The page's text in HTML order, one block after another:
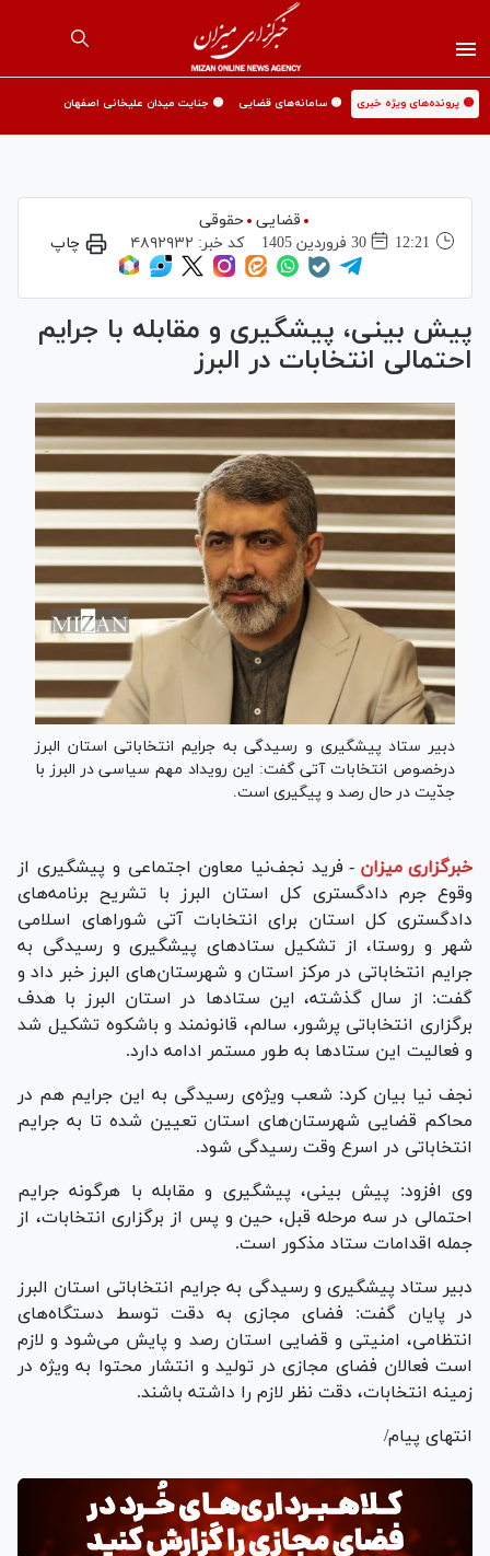
🟡 پرونده‌های ویژه خبری 🟡 سامانه‌های قضایی 🟡 جنایت میدان علیخانی اصفهان
قضایی حقوقی
12:21
30 فروردين 1405 کد خبر: ۴۸۹۲۹۳۲ چاپ
پیش بینی، پیشگیری و مقابله با جرایم
احتمالی انتخابات در البرز
دبیر ستاد پیشگیری و رسیدگی به جرایم انتخاباتی استان البرز
درخصوص انتخابات آتی گفت: این رویداد مهم سیاسی در البرز با
جدّیت در حال رصد و پیگیری است.
خبرگزاری میزان - فرید نجف‌نیا معاون اجتماعی و پیشگیری از
وقوع جرم دادگستری کل استان البرز با تشریح برنامه‌های
دادگستری کل استان برای انتخابات آتی شورا‌های اسلامی
شهر و روستا، از تشکیل ستاد‌های پیشگیری و رسیدگی به
جرایم انتخاباتی در مرکز استان و شهرستان‌های البرز خبر داد و
گفت: از سال گذشته، این ستاد‌ها در استان البرز با هدف
برگزاری انتخاباتی پرشور، سالم، قانونمند و باشکوه تشکیل شد
و فعالیت این ستاد‌ها به طور مستمر ادامه دارد.
نجف نیا بیان کرد: شعب ویژه‌ی رسیدگی به این جرایم هم در
محاکم قضایی شهرستان‌های استان تعیین شده تا به جرایم
انتخاباتی در اسرع وقت رسیدگی شود.
وی افزود: پیش بینی، پیشگیری و مقابله با هرگونه جرایم
احتمالی در سه مرحله قبل، حین و پس از برگزاری انتخابات، از
جمله اقدامات ستاد مذکور است.
دبیر ستاد پیشگیری و رسیدگی به جرایم انتخاباتی استان البرز
در پایان گفت: فضای مجازی به دقت توسط دستگاه‌های
انتظامی، امنیتی و قضایی استان رصد و پایش می‌شود و لازم
است فعالان فضای مجازی در تولید و انتشار محتوا به ویژه در
زمینه انتخابات، دقت نظر لازم را داشته باشند.
انتهای پیام/